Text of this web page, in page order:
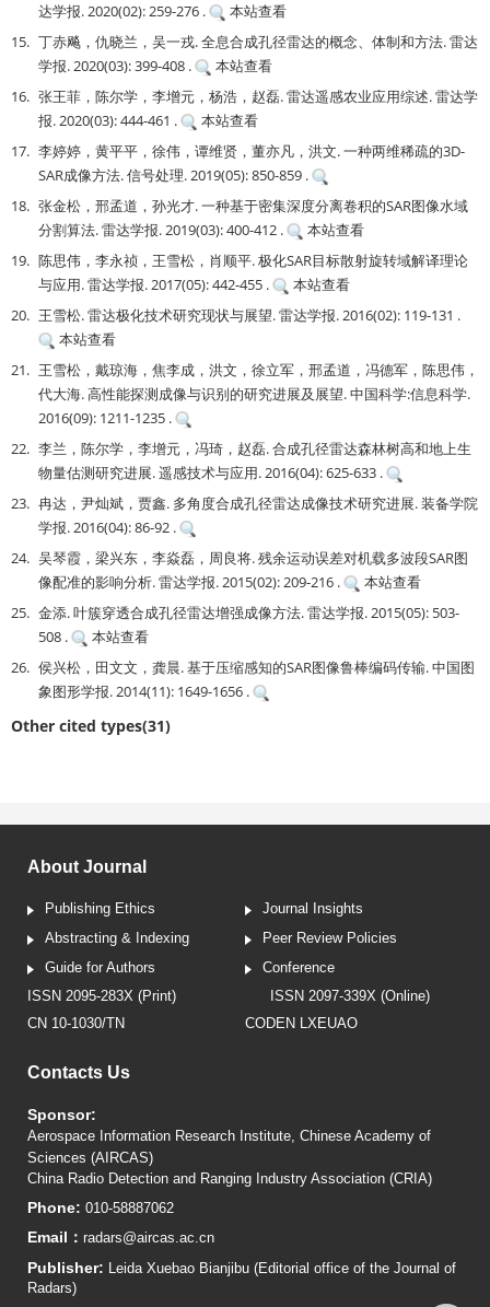
达学报. 2020(02): 259-276 .
本站查看
15. 丁赤飚，仇晓兰，吴一戎. 全息合成孔径雷达的概念、体制和方法. 雷达
学报. 2020(03): 399-408 .
本站查看
16. 张王菲，陈尔学，李增元，杨浩，赵磊. 雷达遥感农业应用综述. 雷达学
报. 2020(03): 444-461 .
本站查看
17. 李婷婷，黄平平，徐伟，谭维贤，董亦凡，洪文. 一种两维稀疏的3D-
SAR成像方法. 信号处理. 2019(05): 850-859 .
18. 张金松，邢孟道，孙光才. 一种基于密集深度分离卷积的SAR图像水域
分割算法. 雷达学报. 2019(03): 400-412 .
本站查看
19. 陈思伟，李永祯，王雪松，肖顺平. 极化SAR目标散射旋转域解译理论
与应用. 雷达学报. 2017(05): 442-455 .
本站查看
20. 王雪松. 雷达极化技术研究现状与展望. 雷达学报. 2016(02): 119-131 .
本站查看
21. 王雪松，戴琼海，焦李成，洪文，徐立军，邢孟道，冯德军，陈思伟，
代大海. 高性能探测成像与识别的研究进展及展望. 中国科学:信息科学.
2016(09): 1211-1235 .
22. 李兰，陈尔学，李增元，冯琦，赵磊. 合成孔径雷达森林树高和地上生
物量估测研究进展. 遥感技术与应用. 2016(04): 625-633 .
23. 冉达，尹灿斌，贾鑫. 多角度合成孔径雷达成像技术研究进展. 装备学院
学报. 2016(04): 86-92 .
24. 吴琴霞，梁兴东，李焱磊，周良将. 残余运动误差对机载多波段SAR图
像配准的影响分析. 雷达学报. 2015(02): 209-216 .
本站查看
25. 金添. 叶簇穿透合成孔径雷达增强成像方法. 雷达学报. 2015(05): 503-
508 .
本站查看
26. 侯兴松，田文文，龚晨. 基于压缩感知的SAR图像鲁棒编码传输. 中国图
象图形学报. 2014(11): 1649-1656 .
Other cited types(31)
About Journal
Publishing Ethics
Journal Insights
Abstracting & Indexing
Peer Review Policies
Guide for Authors
Conference
ISSN 2095-283X (Print)
ISSN 2097-339X (Online)
CN 10-1030/TN
CODEN LXEUAO
Contacts Us
Sponsor:
Aerospace Information Research Institute, Chinese Academy of
Sciences (AIRCAS)
China Radio Detection and Ranging Industry Association (CRIA)
Phone: 010-58887062
Email： radars@aircas.ac.cn
Publisher: Leida Xuebao Bianjibu (Editorial office of the Journal of
Radars)